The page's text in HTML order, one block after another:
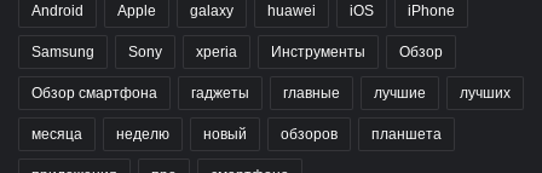
Android Apple galaxy huawei iOS iPhone
Samsung Sony xperia Инструменты Обзор
Обзор смартфона гаджеты главные лучшие лучших
месяца неделю новый обзоров планшета